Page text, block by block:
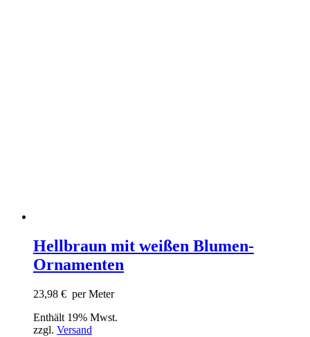
Hellbraun mit weißen Blumen-
Ornamenten
23,98 € per Meter
Enthält 19% Mwst.
zzgl. Versand